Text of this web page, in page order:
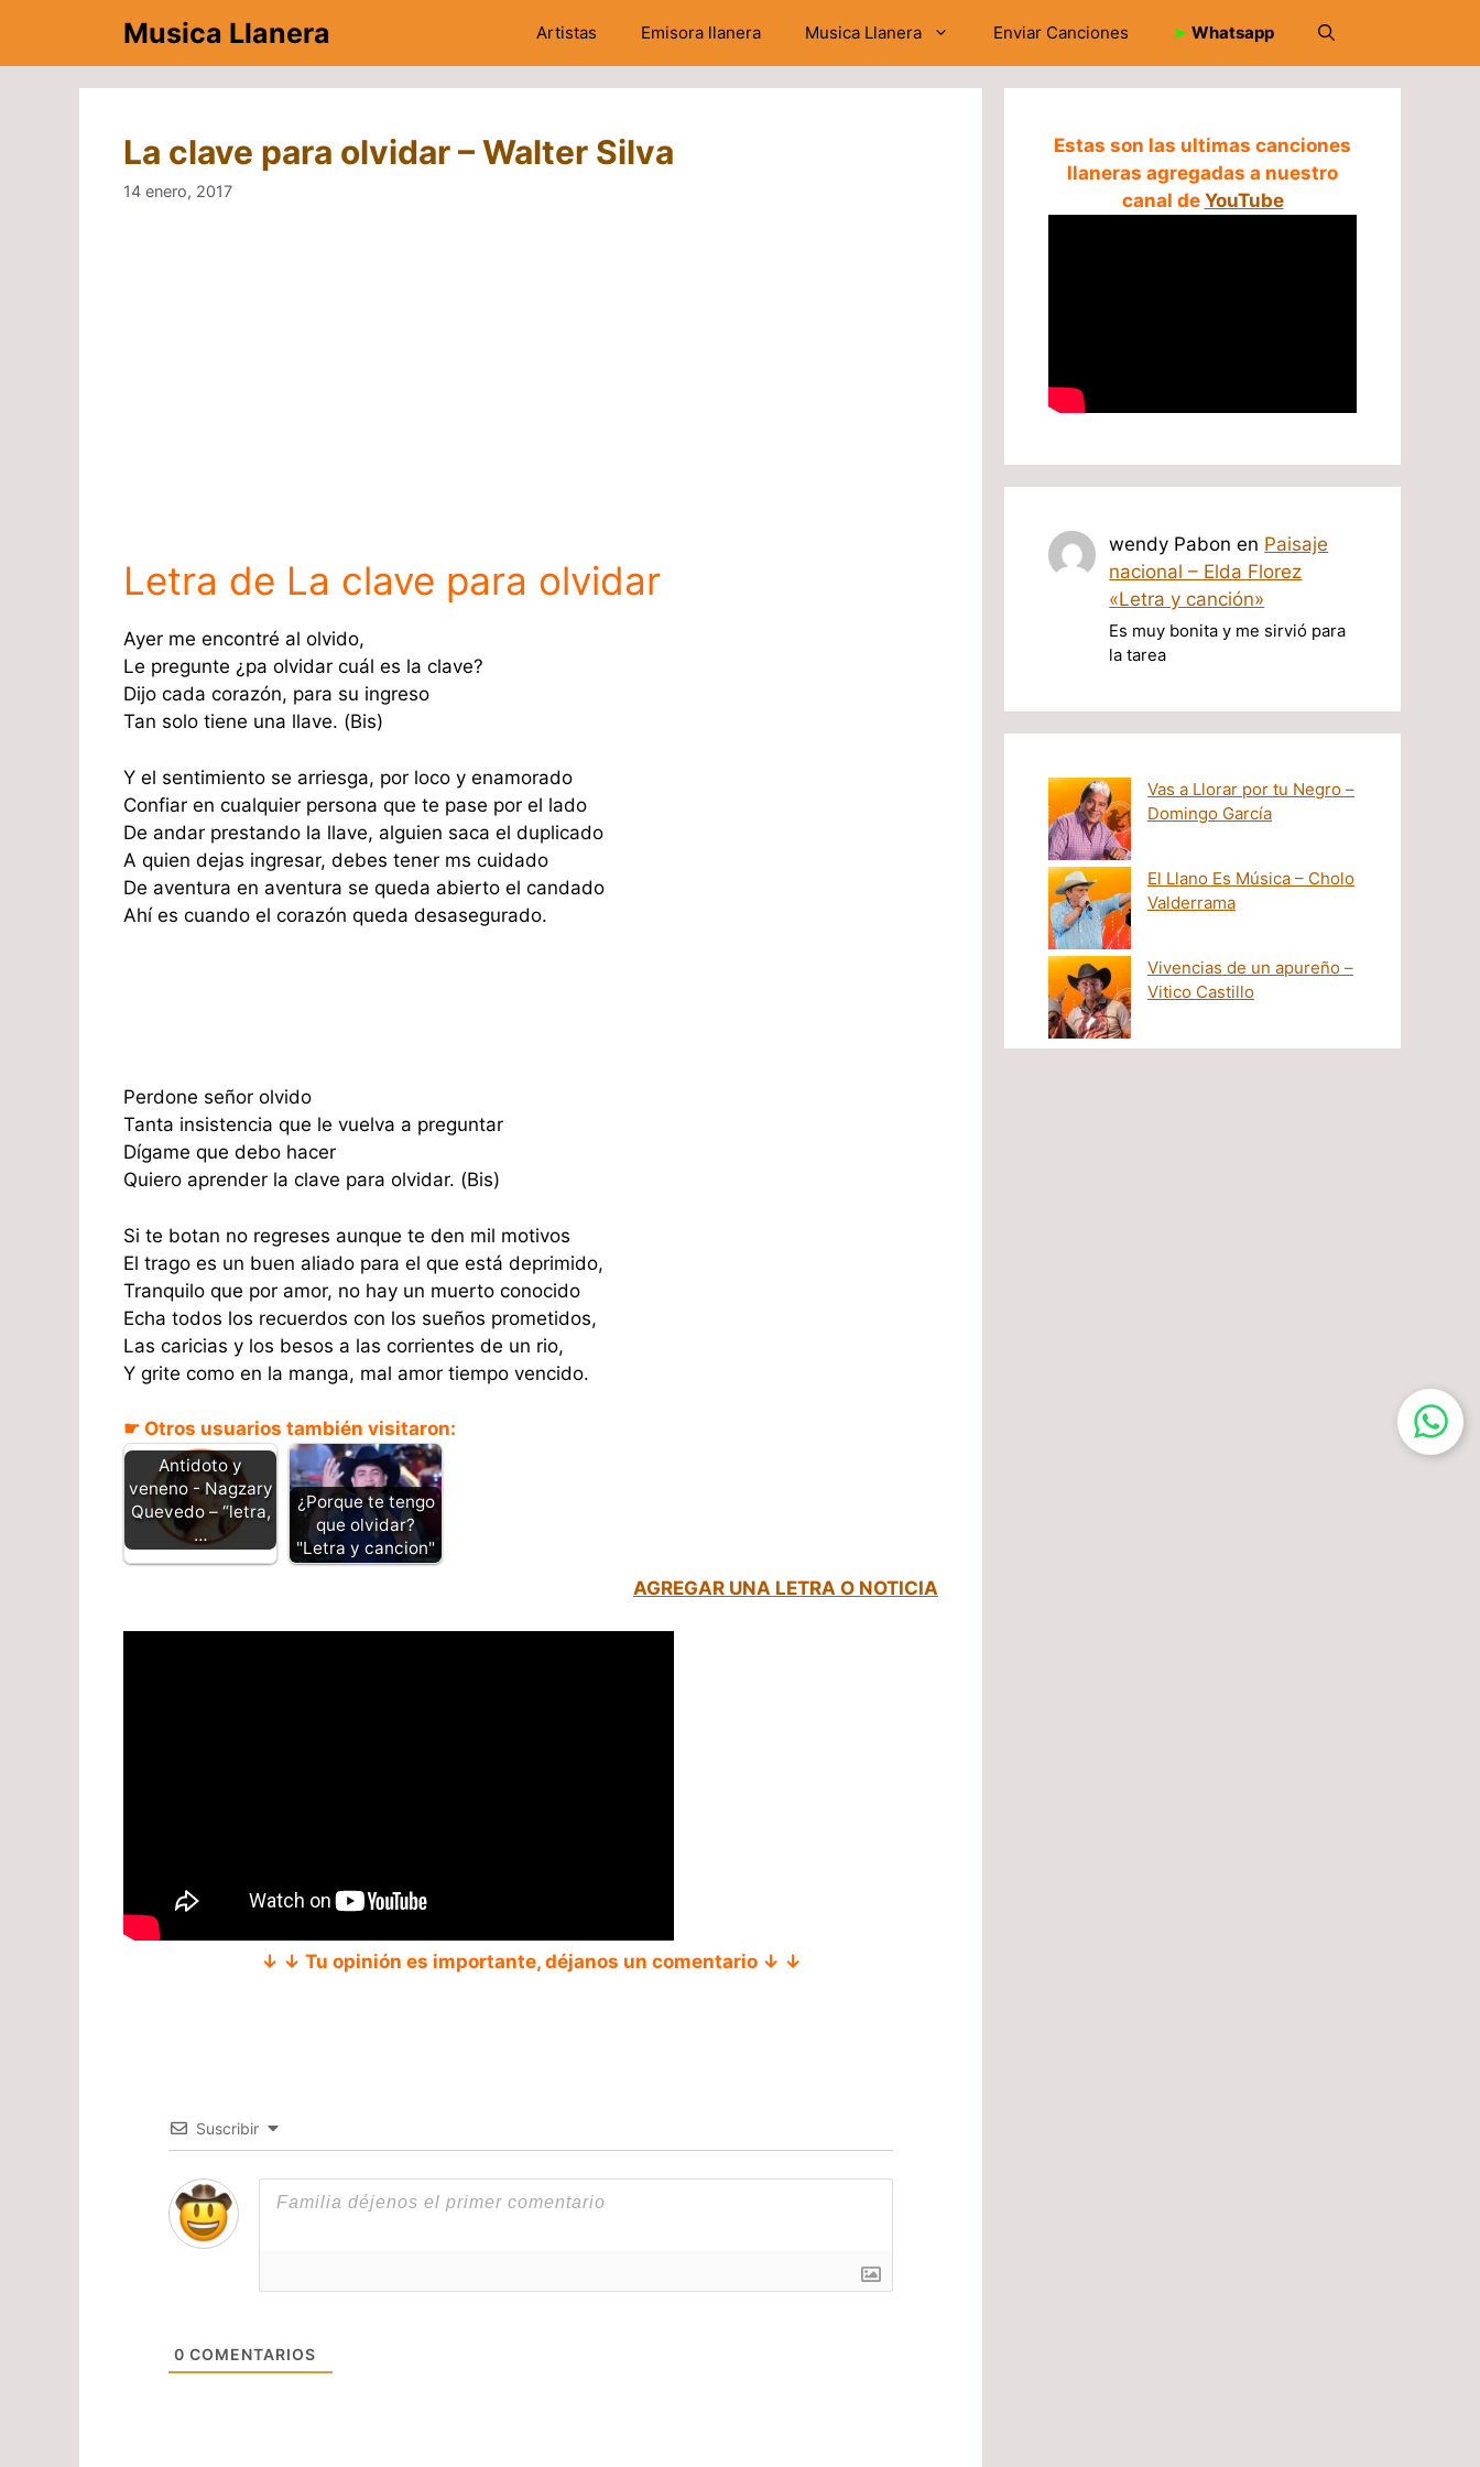
contenido
Musica Llanera Artistas Emisora llanera Musica Llanera Enviar Canciones ➤ Whatsapp
La clave para olvidar – Walter Silva
14 enero, 2017
Letra de La clave para olvidar
Ayer me encontré al olvido,
Le pregunte ¿pa olvidar cuál es la clave?
Dijo cada corazón, para su ingreso
Tan solo tiene una llave. (Bis)
Y el sentimiento se arriesga, por loco y enamorado
Confiar en cualquier persona que te pase por el lado
De andar prestando la llave, alguien saca el duplicado
A quien dejas ingresar, debes tener ms cuidado
De aventura en aventura se queda abierto el candado
Ahí es cuando el corazón queda desasegurado.
Perdone señor olvido
Tanta insistencia que le vuelva a preguntar
Dígame que debo hacer
Quiero aprender la clave para olvidar. (Bis)
Si te botan no regreses aunque te den mil motivos
El trago es un buen aliado para el que está deprimido,
Tranquilo que por amor, no hay un muerto conocido
Echa todos los recuerdos con los sueños prometidos,
Las caricias y los besos a las corrientes de un rio,
Y grite como en la manga, mal amor tiempo vencido.
☛ Otros usuarios también visitaron:
Antidoto y
veneno - Nagzary
Quevedo – “letra,
…
¿Porque te tengo
que olvidar?
"Letra y cancion"
AGREGAR UNA LETRA O NOTICIA
↓ ↓ Tu opinión es importante, déjanos un comentario ↓ ↓
Suscribir
0 COMENTARIOS
Estas son las ultimas canciones
llaneras agregadas a nuestro
canal de YouTube
wendy Pabon en Paisaje
nacional – Elda Florez
«Letra y canción»
Es muy bonita y me sirvió para
la tarea
Vas a Llorar por tu Negro –
Domingo García
El Llano Es Música – Cholo
Valderrama
Vivencias de un apureño –
Vitico Castillo